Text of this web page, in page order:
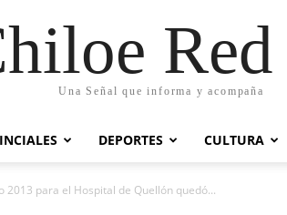
Una Señal que informa y acompaña
DEPORTES CULTURA
para el Hospital de Quellón quedó...